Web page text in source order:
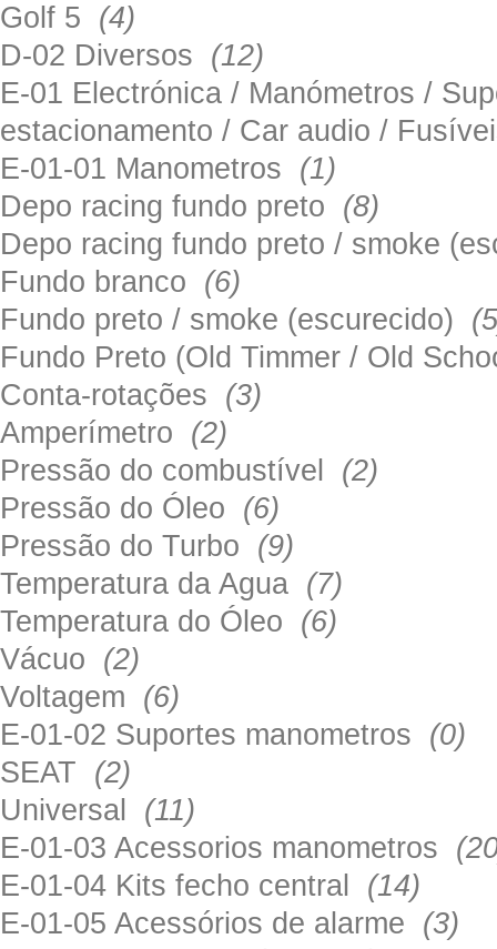
Golf 5 (4)
D-02 Diversos (12)
E-01 Electrónica / Manómetros /
estacionamento / Car audio /
E-01-01 Manometros (1)
Depo racing fundo preto (8)
Depo racing fundo preto / smoke
Fundo branco (6)
Fundo preto / smoke (escurecido)
Fundo Preto (Old Timmer / Old
Conta-rotações (3)
Amperímetro (2)
Pressão do combustível (2)
Pressão do Óleo (6)
Pressão do Turbo (9)
Temperatura da Agua (7)
Temperatura do Óleo (6)
Vácuo (2)
Voltagem (6)
E-01-02 Suportes manometros (0)
SEAT (2)
Universal (11)
E-01-03 Acessorios manometros
E-01-04 Kits fecho central (14)
E-01-05 Acessórios de alarme (3)